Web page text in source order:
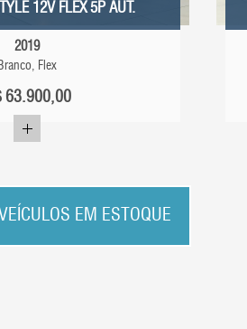
12V FLEX 5P AUT.
2019
Branco, Flex
63.900,00
EM ESTOQUE